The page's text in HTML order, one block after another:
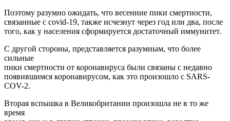
Поэтому разумно ожидать, что весенние пики смертности,
связанные с covid-19, также исчезнут через год или два, после
того, как у населения сформируется достаточный иммунитет.
С другой стороны, представляется разумным, что более
сильные
пики смертности от коронавируса были связаны с недавно
появившимся коронавирусом, как это произошло с SARS-
COV-2.
Вторая вспышка в Великобритании произошла не в то же
время